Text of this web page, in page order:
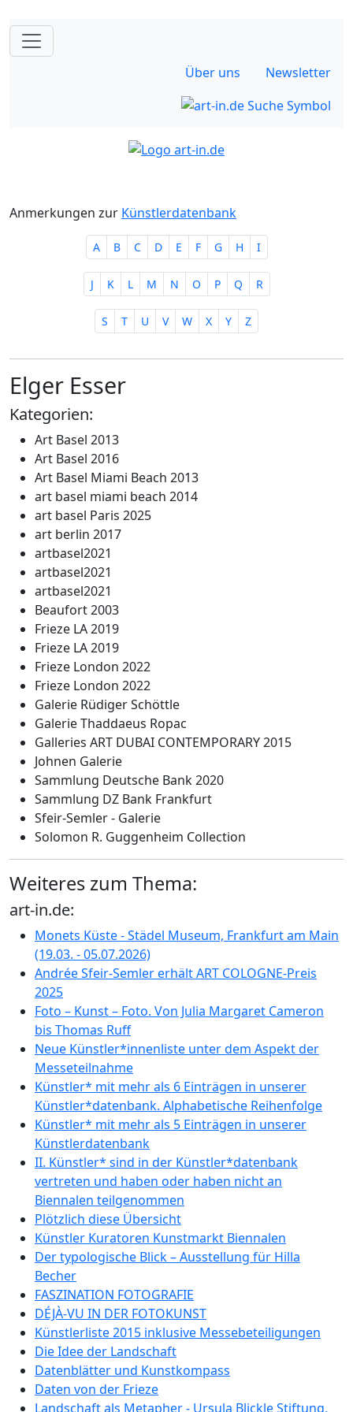
Über uns Newsletter
Anmerkungen zur Künstlerdatenbank
A B C D E F G H I
J K L M N O P Q R
S T U V W X Y Z
Elger Esser
Kategorien:
Art Basel 2013
Art Basel 2016
Art Basel Miami Beach 2013
art basel miami beach 2014
art basel Paris 2025
art berlin 2017
artbasel2021
artbasel2021
artbasel2021
Beaufort 2003
Frieze LA 2019
Frieze LA 2019
Frieze London 2022
Frieze London 2022
Galerie Rüdiger Schöttle
Galerie Thaddaeus Ropac
Galleries ART DUBAI CONTEMPORARY 2015
Johnen Galerie
Sammlung Deutsche Bank 2020
Sammlung DZ Bank Frankfurt
Sfeir-Semler - Galerie
Solomon R. Guggenheim Collection
Weiteres zum Thema:
art-in.de:
Monets Küste - Städel Museum, Frankfurt am Main
(19.03. - 05.07.2026)
Andrée Sfeir-Semler erhält ART COLOGNE-Preis
2025
Foto – Kunst – Foto. Von Julia Margaret Cameron
bis Thomas Ruff
Neue Künstler*innenliste unter dem Aspekt der
Messeteilnahme
Künstler* mit mehr als 6 Einträgen in unserer
Künstler*datenbank. Alphabetische Reihenfolge
Künstler* mit mehr als 5 Einträgen in unserer
Künstlerdatenbank
II. Künstler* sind in der Künstler*datenbank
vertreten und haben oder haben nicht an
Biennalen teilgenommen
Plötzlich diese Übersicht
Künstler Kuratoren Kunstmarkt Biennalen
Der typologische Blick – Ausstellung für Hilla
Becher
FASZINATION FOTOGRAFIE
DÉJÀ-VU IN DER FOTOKUNST
Künstlerliste 2015 inklusive Messebeteiligungen
Die Idee der Landschaft
Datenblätter und Kunstkompass
Daten von der Frieze
Landschaft als Metapher - Ursula Blickle Stiftung,